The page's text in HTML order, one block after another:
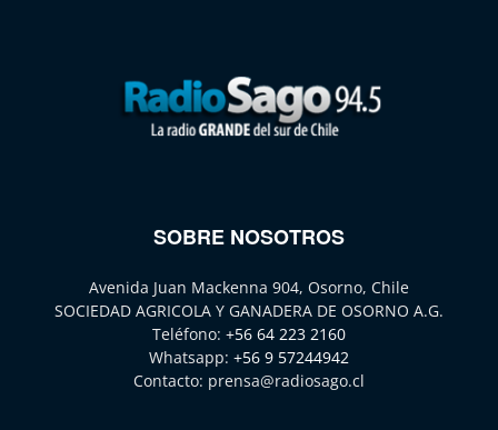
SOBRE NOSOTROS
Avenida Juan Mackenna 904, Osorno, Chile
SOCIEDAD AGRICOLA Y GANADERA DE OSORNO A.G.
Teléfono: +56 64 223 2160
Whatsapp: +56 9 57244942
Contacto: prensa@radiosago.cl